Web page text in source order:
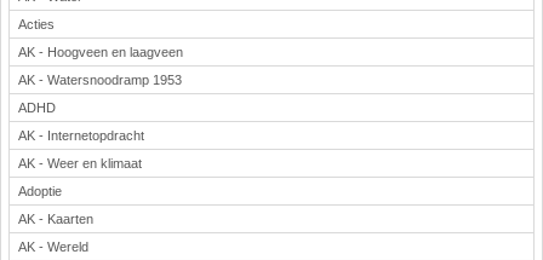
Acties
AK - Hoogveen en laagveen
AK - Watersnoodramp 1953
ADHD
AK - Internetopdracht
AK - Weer en klimaat
Adoptie
AK - Kaarten
AK - Wereld